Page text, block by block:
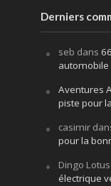
Derniers
seb dans
automobile
Aventures
piste pour
casimir
pour la
Dingo Lotus
électrique